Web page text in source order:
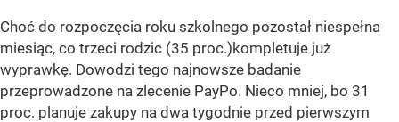
Choć do rozpoczęcia roku szkolnego pozostał niespełna
miesiąc, co trzeci rodzic (35 proc.)kompletuje już
wyprawkę. Dowodzi tego najnowsze badanie
przeprowadzone na zlecenie PayPo. Nieco mniej, bo 31
proc. planuje zakupy na dwa tygodnie przed pierwszym